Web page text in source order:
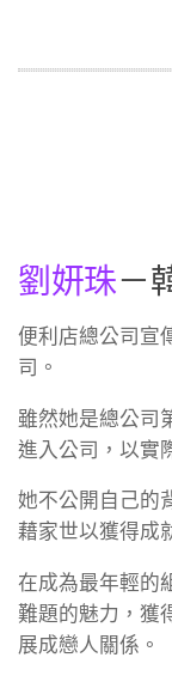
劉妍珠－
便利店總公司宣
司。
雖然她是總公司
進入公司，以實
她不公開自己的
藉家世以獲得成
在成為最年輕的
難題的魅力，獲
展成戀人關係。